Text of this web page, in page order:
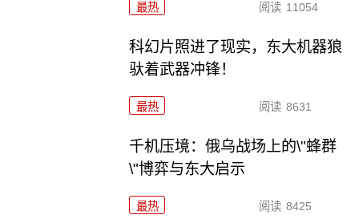
最热 阅读 11054
科幻片照进了现实，东大机器狼
驮着武器冲锋！
最热 阅读 8631
千机压境：俄乌战场上的\"蜂群
\"博弈与东大启示
最热 阅读 8425